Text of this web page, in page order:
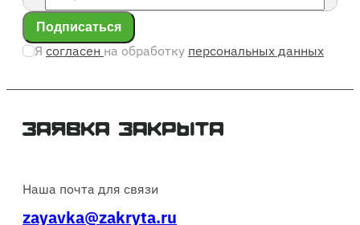
Подписаться
Я согласен на обработку персональных данных
Наша почта для связи
zayavka@zakryta.ru